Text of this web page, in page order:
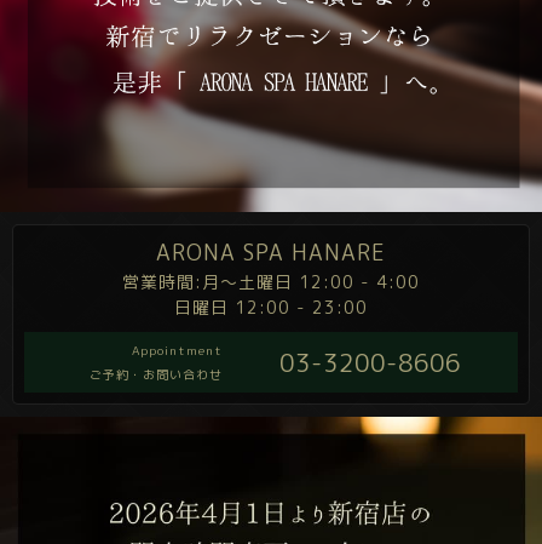
ARONA SPA HANARE
営業時間:月～土曜日 12:00 - 4:00
日曜日 12:00 - 23:00
Appointment
ご予約・お問い合わせ
03-3200-8606